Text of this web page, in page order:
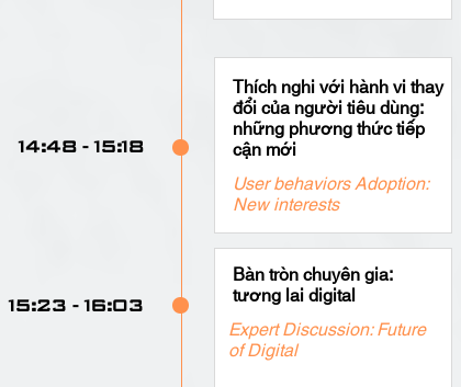
Thích nghi với hành vi thay
đổi của người tiêu dùng:
những phương thức tiếp
cận mới
User behaviors Adoption:
New interests
Bàn tròn chuyên gia:
tương lai digital
Expert Discussion: Future
of Digital
14:48 - 15:18
15:23 - 16:03